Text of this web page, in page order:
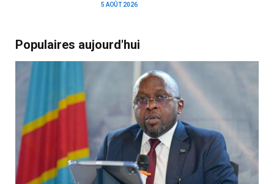
5 AOÛT 2026
Populaires aujourd'hui